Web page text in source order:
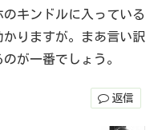
キンドルに入っている
りますが。まあ言い訳
が一番でしょう。
返信